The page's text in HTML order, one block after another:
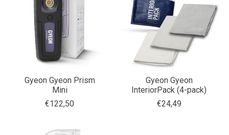
Gyeon Gyeon Prism
Mini
€122,50
Gyeon Gyeon
InteriorPack (4-pack)
€24,49